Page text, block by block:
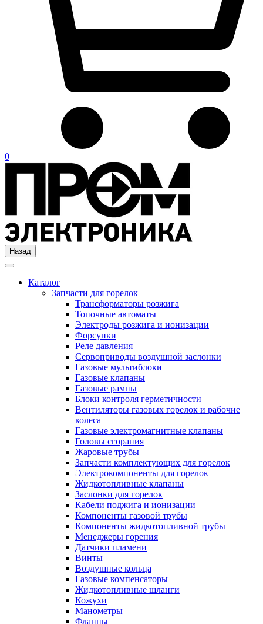
0
Назад
Каталог
Запчасти для горелок
Трансформаторы розжига
Топочные автоматы
Электроды розжига и ионизации
Форсунки
Реле давления
Сервоприводы воздушной заслонки
Газовые мультиблоки
Газовые клапаны
Газовые рампы
Блоки контроля герметичности
Вентиляторы газовых горелок и рабочие
колеса
Газовые электромагнитные клапаны
Головы сгорания
Жаровые трубы
Запчасти комплектующих для горелок
Электрокомпоненты для горелок
Жидкотопливные клапаны
Заслонки для горелок
Кабели поджига и ионизации
Компоненты газовой трубы
Компоненты жидкотопливной трубы
Менеджеры горения
Датчики пламени
Винты
Воздушные кольца
Газовые компенсаторы
Жидкотопливные шланги
Кожухи
Манометры
Фланцы